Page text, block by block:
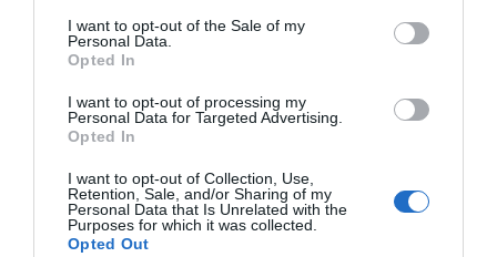
I want to opt-out of the Sale of my
Personal Data.
Opted In
I want to opt-out of processing my
Personal Data for Targeted Advertising.
Opted In
I want to opt-out of Collection, Use,
Retention, Sale, and/or Sharing of my
Personal Data that Is Unrelated with the
Purposes for which it was collected.
Opted Out
doctor José Rubio.